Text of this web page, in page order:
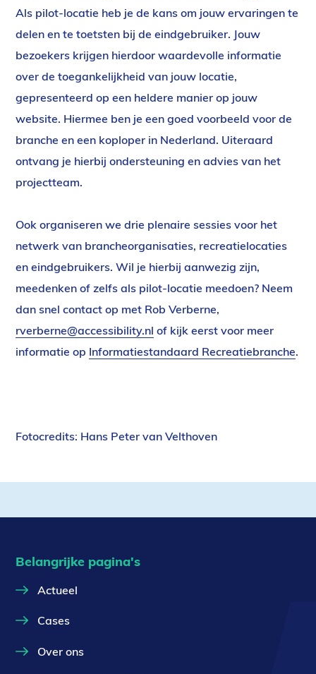
Als pilot-locatie heb je de kans om jouw ervaringen te
delen en te toetsten bij de eindgebruiker. Jouw
bezoekers krijgen hierdoor waardevolle informatie
over de toegankelijkheid van jouw locatie,
gepresenteerd op een heldere manier op jouw
website. Hiermee ben je een goed voorbeeld voor de
branche en een koploper in Nederland. Uiteraard
ontvang je hierbij ondersteuning en advies van het
projectteam.
Ook organiseren we drie plenaire sessies voor het
netwerk van brancheorganisaties, recreatielocaties
en eindgebruikers. Wil je hierbij aanwezig zijn,
meedenken of zelfs als pilot-locatie meedoen? Neem
dan snel contact op met Rob Verberne,
rverberne@accessibility.nl (verzendt
email)
of kijk eerst voor meer
informatie op Informatiestandaard Recreatiebranche.
Fotocredits: Hans Peter van Velthoven
Belangrijke pagina's
Actueel
Cases
Over ons